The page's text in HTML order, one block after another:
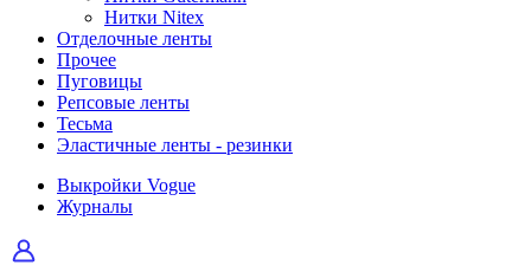
Нитки Nitex
Отделочные ленты
Прочее
Пуговицы
Репсовые ленты
Тесьма
Эластичные ленты - резинки
Выкройки Vogue
Журналы